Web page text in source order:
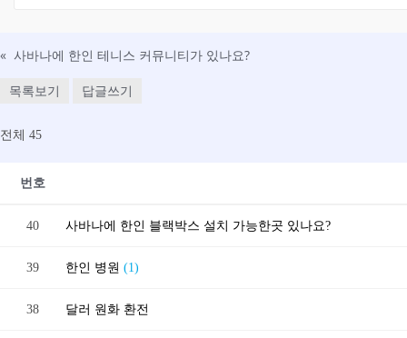
« 사바나에 한인 테니스 커뮤니티가 있나요?
목록보기 답글쓰기
전체 45
번호
40 사바나에 한인 블랙박스 설치 가능한곳 있나요?
39 한인 병원 (1)
38 달러 원화 환전